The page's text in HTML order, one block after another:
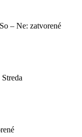
– Ne: zatvorené